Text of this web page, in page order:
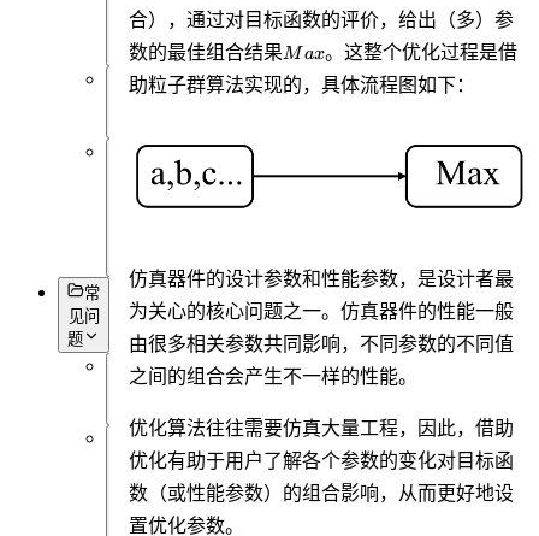
化
常
见问
题
概
软
件
操
作
合），通过对目标函数的评价，给出（多）参
数的最佳组合结果 Max
M ax。这整个优化过程是借
助粒子群算法实现的，具体流程图如下：
仿真器件的设计参数和性能参数，是设计者最
为关心的核心问题之一。仿真器件的性能一般
由很多相关参数共同影响，不同参数的不同值
之间的组合会产生不一样的性能。
优化算法往往需要仿真大量工程，因此，借助
优化有助于用户了解各个参数的变化对目标函
数（或性能参数）的组合影响，从而更好地设
置优化参数。